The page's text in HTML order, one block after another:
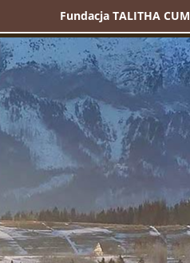
Fundacja TALITHA CUM